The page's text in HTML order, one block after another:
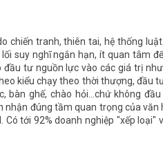
chiến tranh, thiên tai, hệ thống
suy nghĩ ngắn hạn, ít quan tâm
tư nguồn lực vào các giá trị
kiểu chạy theo thời thượng, đầu
bàn ghế, chào hỏi…chứ không
nhận đúng tầm quan trọng của
Có tới 92% doanh nghiệp "xếp